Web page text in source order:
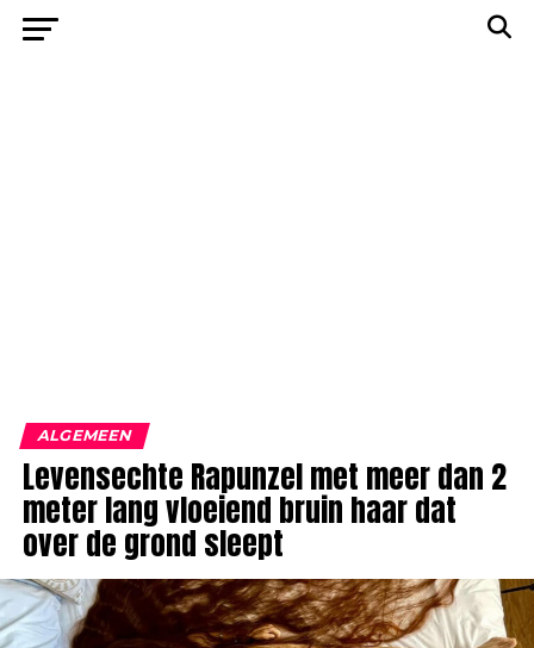
ALGEMEEN
Levensechte Rapunzel met meer dan 2
meter lang vloeiend bruin haar dat
over de grond sleept